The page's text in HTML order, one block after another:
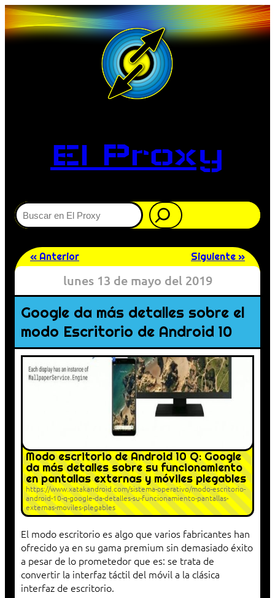
El Proxy
Buscar
« Anterior Siguiente »
lunes 13 de mayo del 2019
Google da más detalles sobre el
modo Escritorio de Android 10
Modo escritorio de Android 10 Q: Google
da más detalles sobre su funcionamiento
en pantallas externas y móviles plegables
https://www.xatakandroid.com/sistema-operativo/modo-escritorio-
android-10-q-google-da-detalles-su-funcionamiento-pantallas-
externas-moviles-plegables
El modo escritorio es algo que varios fabricantes han
ofrecido ya en su gama premium sin demasiado éxito
a pesar de lo prometedor que es: se trata de
convertir la interfaz táctil del móvil a la clásica
interfaz de escritorio.